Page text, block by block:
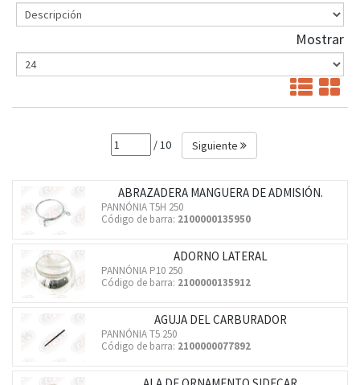
Mostrar
/ 10 Siguiente
ABRAZADERA MANGUERA DE ADMISIÓN.
PANNÓNIA T5H 250
Código de barra: 2100000135950
ADORNO LATERAL
PANNÓNIA P10 250
Código de barra: 2100000135912
AGUJA DEL CARBURADOR
PANNÓNIA T5 250
Código de barra: 2100000077892